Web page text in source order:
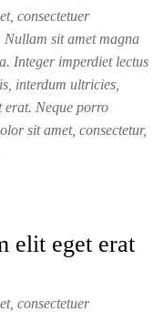
consectetuer
sit amet magna
Integer imperdiet lectus
interdum ultricies,
erat. Neque porro
sit amet, consectetur,
elit eget erat
consectetuer